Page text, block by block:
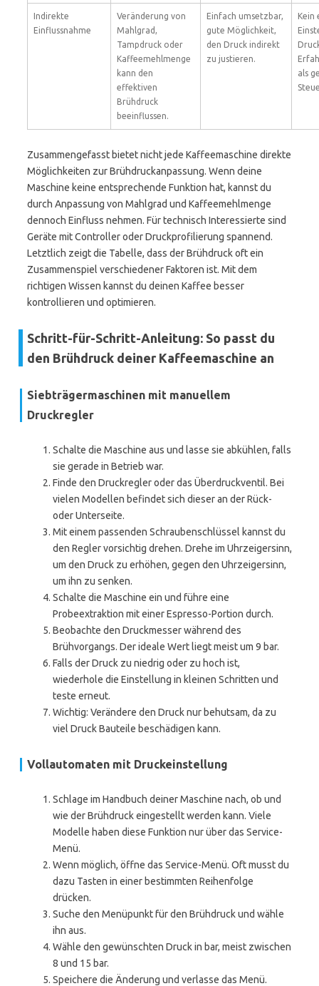
Indirekte
Einflussnahme
Veränderung von
Mahlgrad,
Tampdruck oder
Kaffeemehlmenge
kann den
effektiven
Brühdruck
beeinflussen.
Einfach umsetzbar,
gute Möglichkeit,
den Druck indirekt
zu justieren.
Kein
als
Zusammengefasst bietet nicht jede Kaffeemaschine direkte
Möglichkeiten zur Brühdruckanpassung. Wenn deine
Maschine keine entsprechende Funktion hat, kannst du
durch Anpassung von Mahlgrad und Kaffeemehlmenge
dennoch Einfluss nehmen. Für technisch Interessierte sind
Geräte mit Controller oder Druckprofilierung spannend.
Letztlich zeigt die Tabelle, dass der Brühdruck oft ein
Zusammenspiel verschiedener Faktoren ist. Mit dem
richtigen Wissen kannst du deinen Kaffee besser
kontrollieren und optimieren.
Schritt-für-Schritt-Anleitung: So passt du
den Brühdruck deiner Kaffeemaschine an
Siebträgermaschinen mit manuellem
Druckregler
Schalte die Maschine aus und lasse sie abkühlen, falls
sie gerade in Betrieb war.
Finde den Druckregler oder das Überdruckventil. Bei
vielen Modellen befindet sich dieser an der Rück-
oder Unterseite.
Mit einem passenden Schraubenschlüssel kannst du
den Regler vorsichtig drehen. Drehe im Uhrzeigersinn,
um den Druck zu erhöhen, gegen den Uhrzeigersinn,
um ihn zu senken.
Schalte die Maschine ein und führe eine
Probeextraktion mit einer Espresso-Portion durch.
Beobachte den Druckmesser während des
Brühvorgangs. Der ideale Wert liegt meist um 9 bar.
Falls der Druck zu niedrig oder zu hoch ist,
wiederhole die Einstellung in kleinen Schritten und
teste erneut.
Wichtig: Verändere den Druck nur behutsam, da zu
viel Druck Bauteile beschädigen kann.
Vollautomaten mit Druckeinstellung
Schlage im Handbuch deiner Maschine nach, ob und
wie der Brühdruck eingestellt werden kann. Viele
Modelle haben diese Funktion nur über das Service-
Menü.
Wenn möglich, öffne das Service-Menü. Oft musst du
dazu Tasten in einer bestimmten Reihenfolge
drücken.
Suche den Menüpunkt für den Brühdruck und wähle
ihn aus.
Wähle den gewünschten Druck in bar, meist zwischen
8 und 15 bar.
Speichere die Änderung und verlasse das Menü.